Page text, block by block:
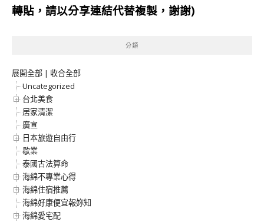
轉貼，請以分享連結代替複製，謝謝)
分類
展開全部 | 收合全部
Uncategorized
台北美食
居家清潔
廣宣
日本旅遊自由行
歇業
泰國古法算命
海綿不專業心得
海綿住宿推薦
海綿好康便宜報妳知
海綿愛宅配